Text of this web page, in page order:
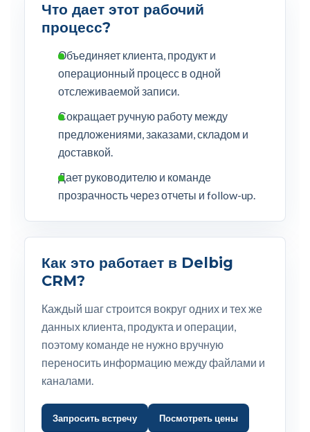
Что дает этот рабочий
процесс?
Объединяет клиента, продукт и
операционный процесс в одной
отслеживаемой записи.
Сокращает ручную работу между
предложениями, заказами, складом и
доставкой.
Дает руководителю и команде
прозрачность через отчеты и follow-up.
Как это работает в Delbig
CRM?
Каждый шаг строится вокруг одних и тех же
данных клиента, продукта и операции,
поэтому команде не нужно вручную
переносить информацию между файлами и
каналами.
Запросить встречу Посмотреть цены